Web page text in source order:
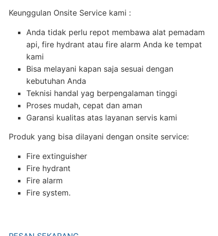
Keunggulan Onsite Service kami :
Anda tidak perlu repot membawa alat pemadam
api, fire hydrant atau fire alarm Anda ke tempat
kami
Bisa melayani kapan saja sesuai dengan
kebutuhan Anda
Teknisi handal yag berpengalaman tinggi
Proses mudah, cepat dan aman
Garansi kualitas atas layanan servis kami
Produk yang bisa dilayani dengan onsite service:
Fire extinguisher
Fire hydrant
Fire alarm
Fire system.